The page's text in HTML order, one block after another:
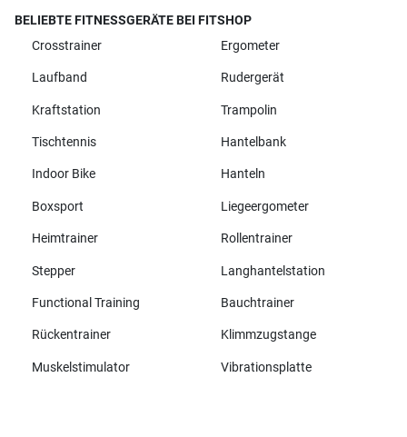
BELIEBTE FITNESSGERÄTE BEI FITSHOP
Crosstrainer
Ergometer
Laufband Rudergerät
Kraftstation Trampolin
Tischtennis Hantelbank
Indoor Bike Hanteln
Boxsport Liegeergometer
Heimtrainer Rollentrainer
Stepper Langhantelstation
Functional Training Bauchtrainer
Rückentrainer Klimmzugstange
Muskelstimulator Vibrationsplatte